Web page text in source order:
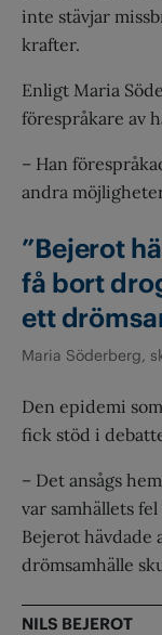
inte stävjar
krafter.
Enligt Maria
förespråkare av
– Han
andra
”Bejerot
få bort
ett
Maria Söderberg,
Den epidemi
fick stöd i
– Det ansågs
var samhällets
Bejerot hävdade
drömsamhälle
NILS BEJEROT